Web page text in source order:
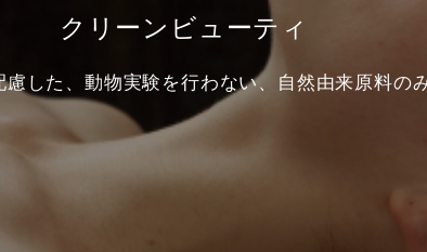
クリーンビューティ
した、動物実験を行わない、自然由来原料の